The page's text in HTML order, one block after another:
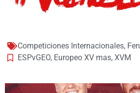
Competiciones Internacionales,
ESPvGEO, Europeo XV mas, XVM